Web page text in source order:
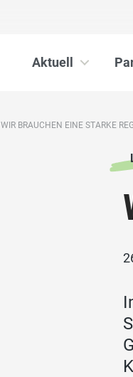
Aktuell
WIR BRAUCHEN EINE STARKE